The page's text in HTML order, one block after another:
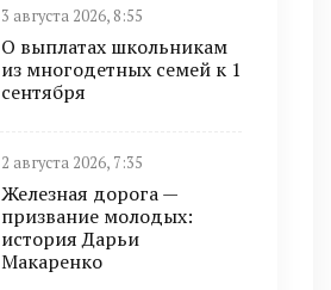
3 августа 2026, 8:55
О выплатах школьникам
из многодетных семей к 1
сентября
2 августа 2026, 7:35
Железная дорога —
призвание молодых:
история Дарьи
Макаренко